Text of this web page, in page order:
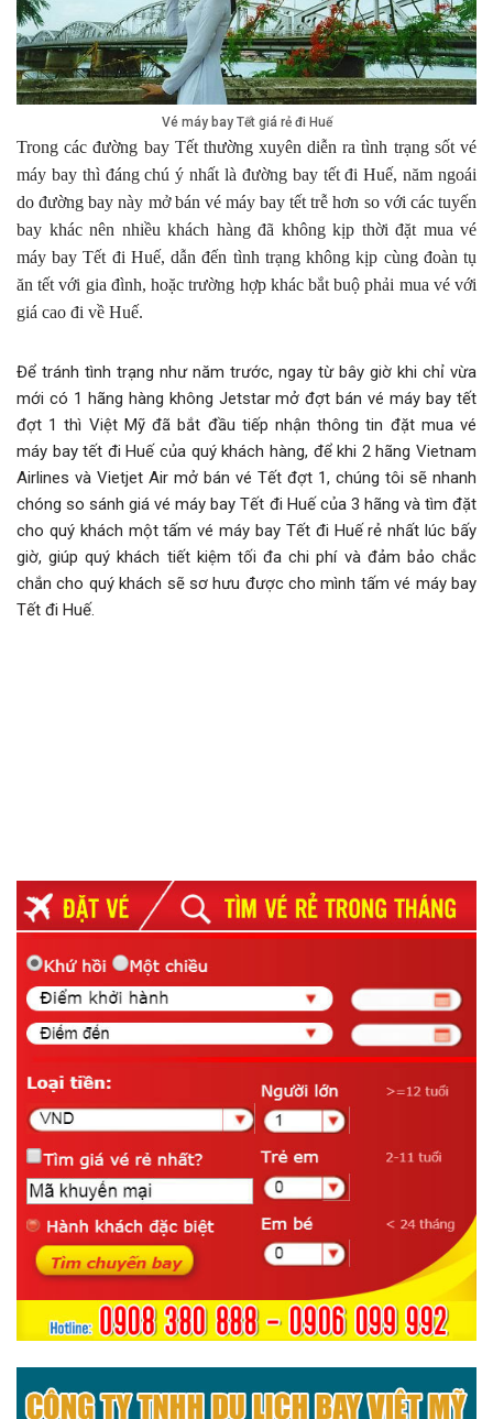
Vé máy bay Tết giá rẻ đi Huế
Trong các đường bay Tết thường xuyên diễn ra tình trạng sốt vé
máy bay thì đáng chú ý nhất là đường bay tết đi Huế, năm ngoái
do đường bay này mở bán vé máy bay tết trễ hơn so với các tuyến
bay khác nên nhiều khách hàng đã không kịp thời đặt mua vé
máy bay Tết đi Huế, dẫn đến tình trạng không kịp cùng đoàn tụ
ăn tết với gia đình, hoặc trường hợp khác bắt buộ phải mua vé với
giá cao đi về Huế.
Để tránh tình trạng như năm trước, ngay từ bây giờ khi chỉ vừa
mới có 1 hãng hàng không Jetstar mở đợt bán vé máy bay tết
đợt 1 thì Việt Mỹ đã bắt đầu tiếp nhận thông tin đặt mua vé
máy bay tết đi Huế của quý khách hàng, để khi 2 hãng Vietnam
Airlines và Vietjet Air mở bán vé Tết đợt 1, chúng tôi sẽ nhanh
chóng so sánh giá vé máy bay Tết đi Huế của 3 hãng và tìm đặt
cho quý khách một tấm vé máy bay Tết đi Huế rẻ nhất lúc bấy
giờ, giúp quý khách tiết kiệm tối đa chi phí và đảm bảo chắc
chắn cho quý khách sẽ sơ hưu được cho mình tấm vé máy bay
Tết đi Huế.